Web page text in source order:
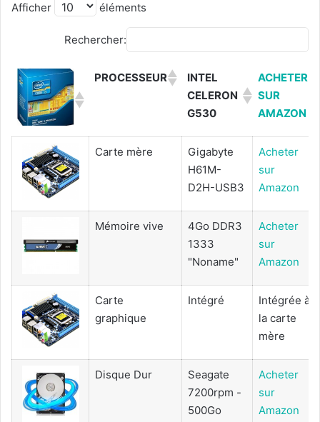
Afficher éléments
Rechercher:
PROCESSEUR
INTEL
CELERON
G530
ACHETER
SUR
AMAZON
Carte mère
Gigabyte
H61M-
D2H-USB3
Acheter
sur
Amazon
Mémoire vive
4Go DDR3
1333
"Noname"
Acheter
sur
Amazon
Carte
graphique
Intégré
Intégrée à
la carte
mère
Disque Dur
Seagate
7200rpm -
500Go
Acheter
sur
Amazon